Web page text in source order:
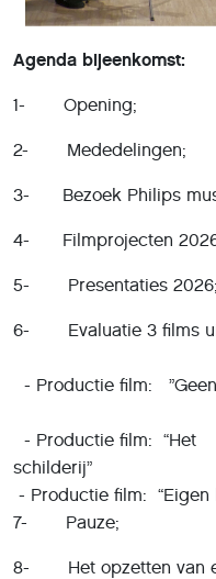
Agenda bijeenkomst:
1- Opening;
2- Mededelingen;
3- Bezoek Philips
4- Filmprojecten
5- Presentaties 2026;
6- Evaluatie
- Productie film:
- Productie film: “Het
- Productie film:
7- Pauze;
8- Het opzetten van